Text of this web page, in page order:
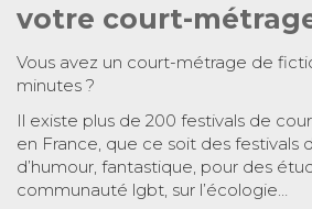
votre court-
Vous avez un court-métrage de
minutes ?
Il existe plus de 200 festivals de
en France, que ce soit des festivals
d’humour, fantastique, pour des
communauté lgbt, sur l’écologie…